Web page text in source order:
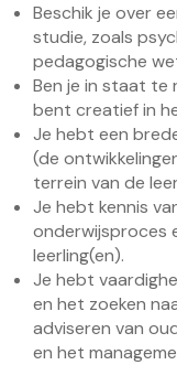
Beschik je over
studie, zoals
pedagogische
Ben je in staat te
bent creatief in
Je hebt een
(de
terrein van de
Je hebt kennis
onderwijsproces
leerling(en).
Je hebt
en het zoeken
adviseren van
en het